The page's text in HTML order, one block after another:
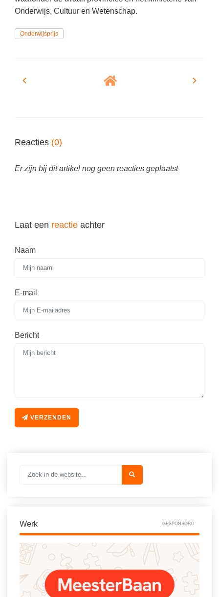
Mediawijsheid
Onderwijsprijs
Sinterklaas
Kruiswoordpuzzels
Onderwijslonen
Studieschuld & Hypotheek
Docentenplein nieuwsbrief
Huiswerkbegeleider zoeken
Onderwijs, Cultuur en Wetenschap.
Onderwijsprijs
Reacties (0)
Er zijn bij dit artikel nog geen reacties geplaatst
Laat een reactie achter
Naam
E-mail
Bericht
VERZENDEN
Werk GESPONSORD